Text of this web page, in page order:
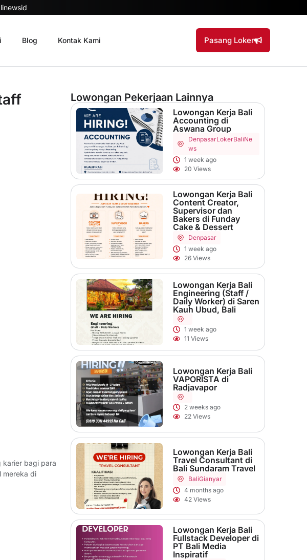
Blog Kontak Kami Pasang Loker
karier bagi para
mereka di
Lowongan Pekerjaan Lainnya
Lowongan Kerja Bali
Accounting di
Aswana Group
DenpasarLokerBaliNe
ws
1 week ago
20 Views
Lowongan Kerja Bali
Content Creator,
Supervisor dan
Bakers di Funday
Cake & Dessert
Denpasar
1 week ago
26 Views
Lowongan Kerja Bali
Engineering (Staff /
Daily Worker) di Saren
Kauh Ubud, Bali
1 week ago
11 Views
Lowongan Kerja Bali
VAPORISTA di
Radjavapor
2 weeks ago
22 Views
Lowongan Kerja Bali
Travel Consultant di
Bali Sundaram Travel
BaliGianyar
4 months ago
42 Views
Lowongan Kerja Bali
Fullstack Developer di
PT Bali Media
Inspiratif